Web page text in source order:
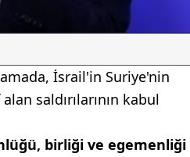
İsrail'in Suriye'nin
saldırılarının kabul
birliği ve egemenliği